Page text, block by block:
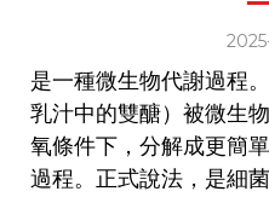
是一種微生物代謝過程
乳汁中的雙醣）被微生
氧條件下，分解成更簡
過程。正式說法，是細